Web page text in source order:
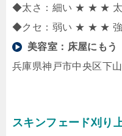
◆太さ：細い ★ ★ ★
◆クセ：弱い ★ ★ ★
美容室： 床屋にもう
兵庫県神戸市中央区下
スキンフェード刈り